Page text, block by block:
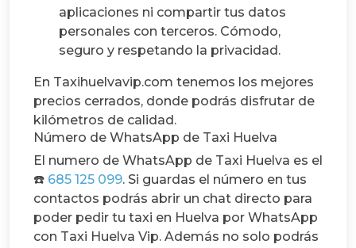
aplicaciones ni compartir tus datos
personales con terceros. Cómodo,
seguro y respetando la privacidad.
En Taxihuelvavip.com tenemos los mejores
precios cerrados, donde podrás disfrutar de
kilómetros de calidad.
Número de WhatsApp de Taxi Huelva
El numero de WhatsApp de Taxi Huelva es el
☎️ 685 125 099. Si guardas el número en tus
contactos podrás abrir un chat directo para
poder pedir tu taxi en Huelva por WhatsApp
con Taxi Huelva Vip. Además no solo podrás